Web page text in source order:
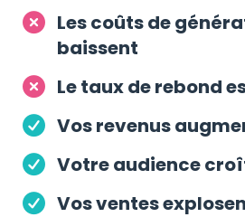
Les coûts de
baissent
Le taux de rebond
Vos revenus
Votre audience
Vos ventes